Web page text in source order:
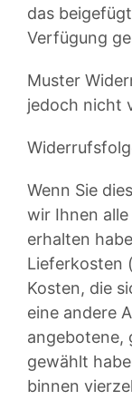
das
Verfügung
Muster
jedoch nicht
Wenn Sie
wir Ihnen
erhalten
Lieferkosten
Kosten, die
eine andere
angebotene,
gewählt
binnen